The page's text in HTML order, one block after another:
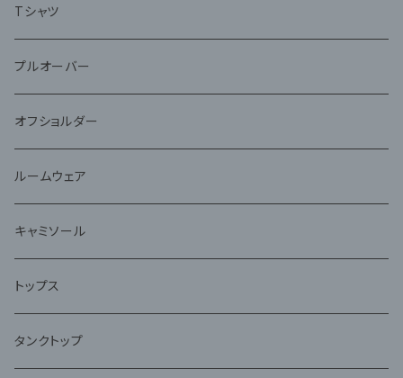
Tシャツ
プルオーバー
オフショルダー
ルームウェア
キャミソール
トップス
タンクトップ